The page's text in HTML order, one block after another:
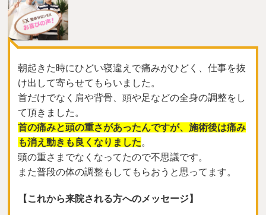
朝起きた時にひどい寝違えで痛みがひどく、仕事を抜
け出して寄らせてもらいました。
首だけでなく肩や背骨、頭や足などの全身の調整をし
て頂きました。
首の痛みと頭の重さがあったんですが、施術後は痛み
も消え動きも良くなりました。
頭の重さまでなくなってたので不思議です。
また普段の体の調整もしてもらおうと思ってます。
【これから来院される方へのメッセージ】